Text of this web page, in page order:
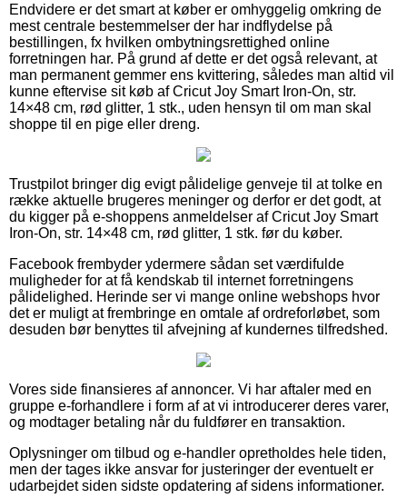
Endvidere er det smart at køber er omhyggelig omkring de
mest centrale bestemmelser der har indflydelse på
bestillingen, fx hvilken ombytningsrettighed online
forretningen har. På grund af dette er det også relevant, at
man permanent gemmer ens kvittering, således man altid vil
kunne eftervise sit køb af Cricut Joy Smart Iron-On, str.
14×48 cm, rød glitter, 1 stk., uden hensyn til om man skal
shoppe til en pige eller dreng.
Trustpilot bringer dig evigt pålidelige genveje til at tolke en
række aktuelle brugeres meninger og derfor er det godt, at
du kigger på e-shoppens anmeldelser af Cricut Joy Smart
Iron-On, str. 14×48 cm, rød glitter, 1 stk. før du køber.
Facebook frembyder ydermere sådan set værdifulde
muligheder for at få kendskab til internet forretningens
pålidelighed. Herinde ser vi mange online webshops hvor
det er muligt at frembringe en omtale af ordreforløbet, som
desuden bør benyttes til afvejning af kundernes tilfredshed.
Vores side finansieres af annoncer. Vi har aftaler med en
gruppe e-forhandlere i form af at vi introducerer deres varer,
og modtager betaling når du fuldfører en transaktion.
Oplysninger om tilbud og e-handler opretholdes hele tiden,
men der tages ikke ansvar for justeringer der eventuelt er
udarbejdet siden sidste opdatering af sidens informationer.